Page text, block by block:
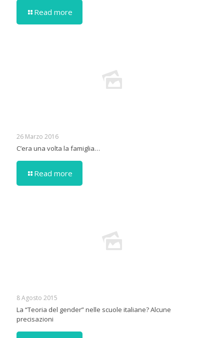
Read more
26 Marzo 2016
C’era una volta la famiglia…
Read more
8 Agosto 2015
La “Teoria del gender” nelle scuole italiane? Alcune
precisazioni